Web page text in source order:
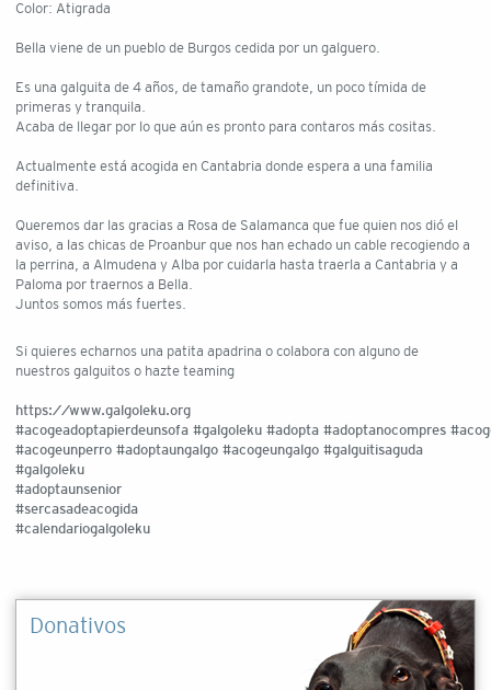
Color: Atigrada
Bella viene de un pueblo de Burgos cedida por un galguero.
Es una galguita de 4 años, de tamaño grandote, un poco tímida de
primeras y tranquila.
Acaba de llegar por lo que aún es pronto para contaros más cositas.
Actualmente está acogida en Cantabria donde espera a una familia
definitiva.
Queremos dar las gracias a Rosa de Salamanca que fue quien nos dió el
aviso, a las chicas de Proanbur que nos han echado un cable recogiendo a
la perrina, a Almudena y Alba por cuidarla hasta traerla a Cantabria y a
Paloma por traernos a Bella.
Juntos somos más fuertes.
Si quieres echarnos una patita apadrina o colabora con alguno de
nuestros galguitos o hazte teaming
https://www.galgoleku.org
#acogeadoptapierdeunsofa #galgoleku #adopta #adoptanocompres
#acogeunperro #adoptaungalgo #acogeungalgo #galguitisaguda
#galgoleku
#adoptaunsenior
#sercasadeacogida
#calendariogalgoleku
Donativos